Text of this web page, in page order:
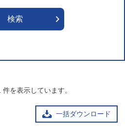
件を表示しています。
一括ダウンロード